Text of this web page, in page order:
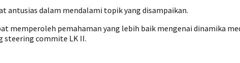
antusias dalam mendalami topik yang disampaikan.
memperoleh pemahaman yang lebih baik mengenai dinamika
steering commite LK II.